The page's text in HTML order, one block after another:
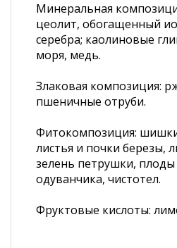
Минеральная
цеолит, обогащенный
серебра; каолиновые
моря, медь.
Злаковая композиция:
пшеничные отруби.
Фитокомпозиция:
листья и почки березы,
зелень петрушки,
одуванчика, чистотел.
Фруктовые кислоты: